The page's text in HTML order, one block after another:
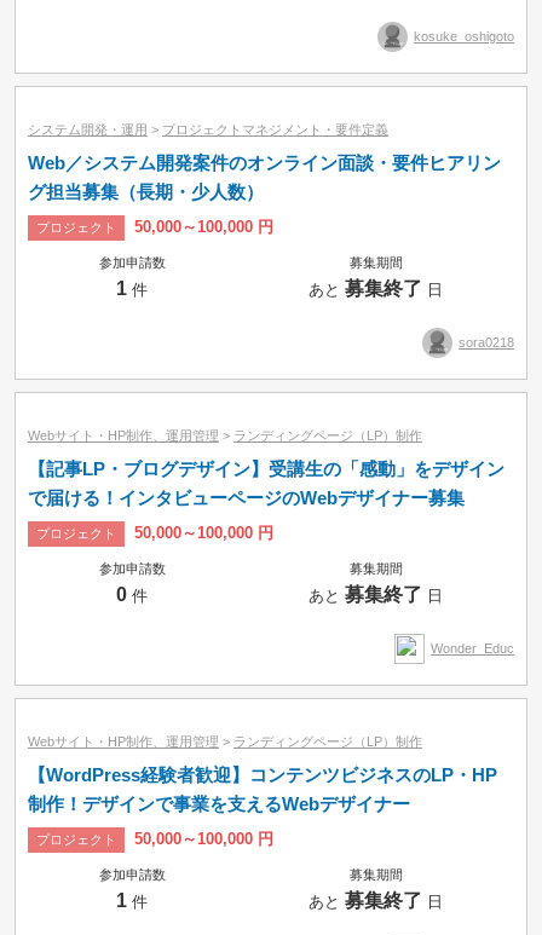
タスク
プロジェクト
kosuke_oshigoto
システム開発・運用 > プロジェクトマネジメント・要件定義
Web／システム開発案件のオンライン面談・要件ヒアリン
グ担当募集（長期・少人数）
プロジェクト 50,000～100,000 円
参加申請数
1 件
募集期間
あと募集終了 日
sora0218
Webサイト・HP制作、運用管理 > ランディングページ（LP）制作
【記事LP・ブログデザイン】受講生の「感動」をデザイン
で届ける！インタビューページのWebデザイナー募集
プロジェクト 50,000～100,000 円
参加申請数
0 件
募集期間
あと募集終了 日
Wonder_Educ
Webサイト・HP制作、運用管理 > ランディングページ（LP）制作
【WordPress経験者歓迎】コンテンツビジネスのLP・HP
制作！デザインで事業を支えるWebデザイナー
プロジェクト 50,000～100,000 円
参加申請数
1 件
募集期間
あと募集終了 日